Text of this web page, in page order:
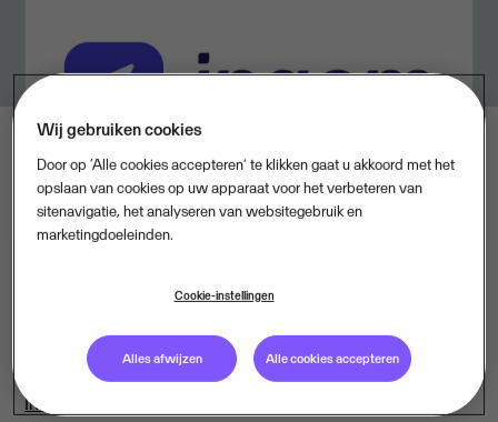
, een van Europa's toonaangevende
leveranciers van bedrijfskritische software, heeft een
overeenkomst getekend om het in Parijs gevestigde
Inqom
Wij gebruiken cookies
Door op ‘Alle cookies accepteren’ te klikken gaat u akkoord met het
opslaan van cookies op uw apparaat voor het verbeteren van
sitenavigatie, het analyseren van websitegebruik en
marketingdoeleinden.
Cookie-instellingen
Alles afwijzen Alle cookies accepteren